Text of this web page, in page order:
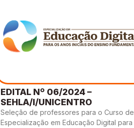
EDITAL Nº 06/2024 –
SEHLA/I/UNICENTRO
Seleção de professores para o Curso de
Especialização em Educação Digital para